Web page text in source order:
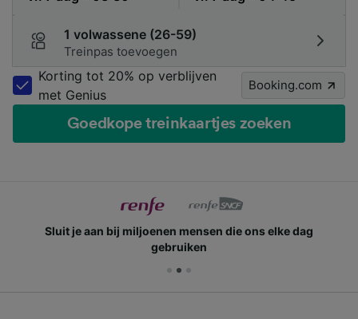
1 volwassene (26-59)
Treinpas toevoegen
Korting tot 20% op verblijven
met Genius
Booking.com
Goedkope treinkaartjes zoeken
Sluit je aan bij miljoenen mensen die ons elke dag
gebruiken